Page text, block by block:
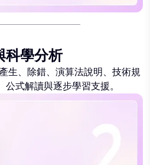
科學分析
生、除錯、演算法說明、技術規
式解讀與逐步學習支援。